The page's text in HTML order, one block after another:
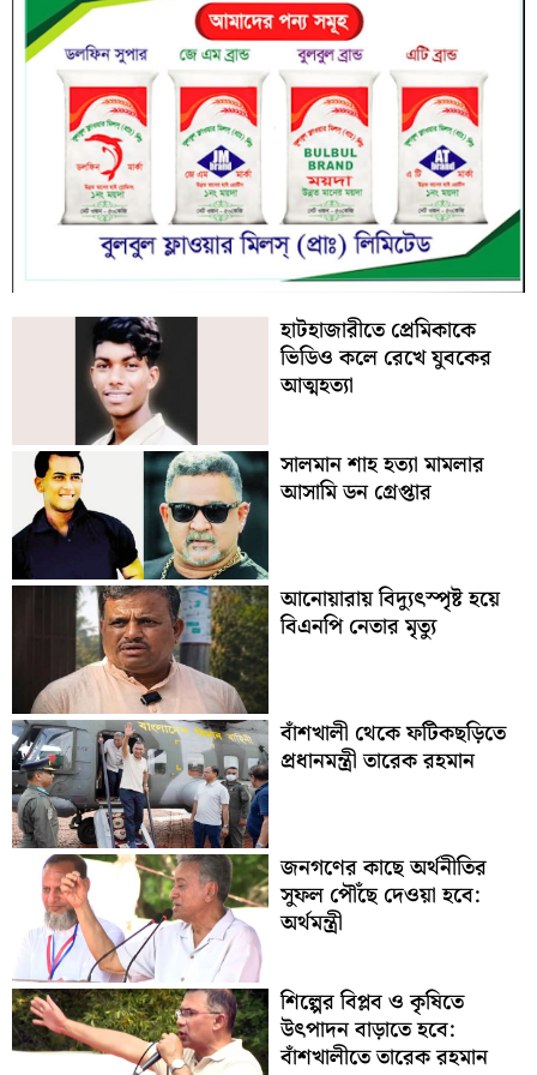
হাটহাজারীতে প্রেমিকাকে
ভিডিও কলে রেখে যুবকের
আত্মহত্যা
সালমান শাহ হত্যা মামলার
আসামি ডন গ্রেপ্তার
আনোয়ারায় বিদ্যুৎস্পৃষ্ট হয়ে
বিএনপি নেতার মৃত্যু
বাঁশখালী থেকে ফটিকছড়িতে
প্রধানমন্ত্রী তারেক রহমান
জনগণের কাছে অর্থনীতির
সুফল পৌঁছে দেওয়া হবে:
অর্থমন্ত্রী
শিল্পের বিপ্লব ও কৃষিতে
উৎপাদন বাড়াতে হবে:
বাঁশখালীতে তারেক রহমান